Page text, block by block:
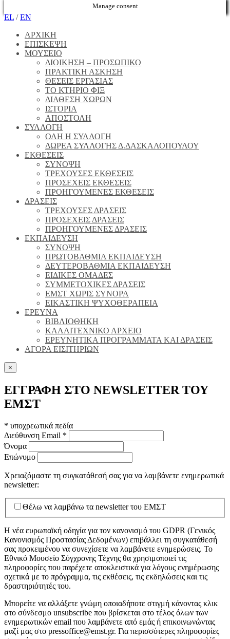
Manage consent
EL /EN
ΑΡΧΙΚΗ
ΕΠΙΣΚΕΨΗ
ΜΟΥΣΕΙΟ
ΔΙΟΙΚΗΣΗ – ΠΡΟΣΩΠΙΚΟ
ΠΡΑΚΤΙΚΗ ΑΣΚΗΣΗ
ΘΕΣΕΙΣ ΕΡΓΑΣΙΑΣ
ΤΟ ΚΤΗΡΙΟ ΦΙΞ
ΔΙΑΘΕΣΗ ΧΩΡΩΝ
ΙΣΤΟΡΙΑ
ΑΠΟΣΤΟΛΗ
ΣΥΛΛΟΓΗ
ΟΛΗ Η ΣΥΛΛΟΓΗ
ΔΩΡΕΑ ΣΥΛΛΟΓΗΣ Δ.ΔΑΣΚΑΛΟΠΟΥΛΟΥ
ΕΚΘΕΣΕΙΣ
ΣΥΝΟΨΗ
ΤΡΕΧΟΥΣΕΣ ΕΚΘΕΣΕΙΣ
ΠΡΟΣΕΧΕΙΣ ΕΚΘΕΣΕΙΣ
ΠΡΟΗΓΟΥΜΕΝΕΣ ΕΚΘΕΣΕΙΣ
ΔΡΑΣΕΙΣ
ΤΡΕΧΟΥΣΕΣ ΔΡΑΣΕΙΣ
ΠΡΟΣΕΧΕΙΣ ΔΡΑΣΕΙΣ
ΠΡΟΗΓΟΥΜΕΝΕΣ ΔΡΑΣΕΙΣ
ΕΚΠΑΙΔΕΥΣΗ
ΣΥΝΟΨΗ
ΠΡΩΤΟΒΑΘΜΙΑ ΕΚΠΑΙΔΕΥΣΗ
ΔΕΥΤΕΡΟΒΑΘΜΙΑ ΕΚΠΑΙΔΕΥΣΗ
ΕΙΔΙΚΕΣ ΟΜΑΔΕΣ
ΣΥΜΜΕΤΟΧΙΚΕΣ ΔΡΑΣΕΙΣ
ΕΜΣΤ ΧΩΡΙΣ ΣΥΝΟΡΑ
ΕΙΚΑΣΤΙΚΗ ΨΥΧΟΘΕΡΑΠΕΙΑ
ΕΡΕΥΝΑ
ΒΙΒΛΙΟΘΗΚΗ
ΚΑΛΛΙΤΕΧΝΙΚΟ ΑΡΧΕΙΟ
ΕΡΕΥΝΗΤΙΚΑ ΠΡΟΓΡΑΜΜΑΤΑ ΚΑΙ ΔΡΑΣΕΙΣ
ΑΓΟΡΑ ΕΙΣΙΤΗΡΙΩΝ
×
ΕΓΓΡΑΦΗ ΣΤΟ NEWSLETTER ΤΟΥ
ΕΜΣΤ
* υποχρεωτικά πεδία
Διεύθυνση Email *
Όνομα
Επώνυμο
Χρειαζόμαστε τη συγκατάθεσή σας για να λαμβάνετε ενημερωτικά
newsletter:
Θέλω να λαμβάνω τα newsletter του ΕΜΣΤ
Η νέα ευρωπαϊκή οδηγία για τον κανονισμό του GDPR (Γενικός
Κανονισμός Προστασίας Δεδομένων) επιβάλλει τη συγκατάθεσή
σας προκειμένου να συνεχίσετε να λαμβάνετε ενημερώσεις. Το
Εθνικό Μουσείο Σύγχρονης Τέχνης θα χρησιμοποιεί τις
πληροφορίες που παρέχετε αποκλειστικά για λόγους ενημέρωσης
σχετικά με το πρόγραμμα, τις εκθέσεις, τις εκδηλώσεις και τις
δραστηριότητές του.
Μπορείτε να αλλάξετε γνώμη οποιαδήποτε στιγμή κάνοντας κλικ
στο σύνδεσμο unsubscribe που βρίσκεται στο τέλος όλων των
ενημερωτικών email που λαμβάνετε από εμάς ή επικοινωνώντας
μαζί μας στο pressoffice@emst.gr. Για περισσότερες πληροφορίες